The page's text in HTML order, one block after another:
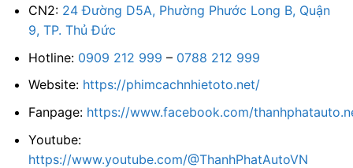
CN2: 24 Đường D5A, Phường Phước Long B, Quận
9, TP. Thủ Đức
Hotline: 0909 212 999 – 0788 212 999
Website: https://phimcachnhietoto.net/
Fanpage: https://www.facebook.com/
Youtube:
https://www.youtube.com/@ThanhPhatAutoVN